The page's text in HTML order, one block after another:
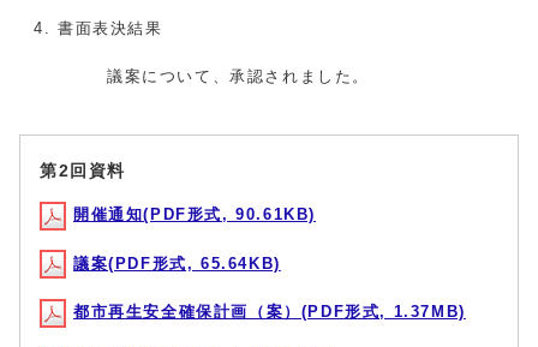
書面表決結果
議案について、承認されました。
第2回資料
開催通知(PDF形式, 90.61KB)
議案(PDF形式, 65.64KB)
都市再生安全確保計画（案）(PDF形式, 1.37MB)